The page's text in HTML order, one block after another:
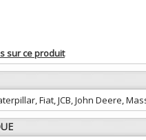
sur ce produit
Fiat, JCB, John Deere,